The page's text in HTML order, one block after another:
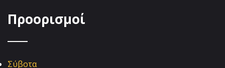
Προορισμοί
Σύβοτα